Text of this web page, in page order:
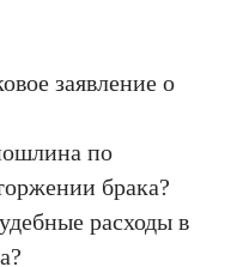
заявление о
по
брака?
расходы в